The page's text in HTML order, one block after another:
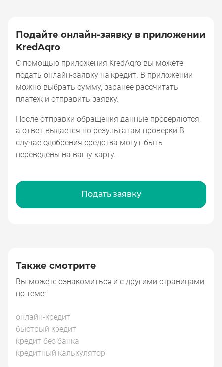
Подайте онлайн-заявку в приложении
KredAqro
Подайте онлайн-заявку в приложении
С помощью приложения KredAqro вы можете
подать онлайн-заявку на кредит. В приложении
можно выбрать сумму, заранее рассчитать
платеж и отправить заявку.
После отправки обращения данные проверяются,
а ответ выдается по результатам проверки.В
случае одобрения средства могут быть
переведены на вашу карту.
Подать заявку
Также смотрите
Вы можете ознакомиться и с другими страницами
по теме:
онлайн-кредит
быстрый кредит
кредит без банка
кредитный калькулятор